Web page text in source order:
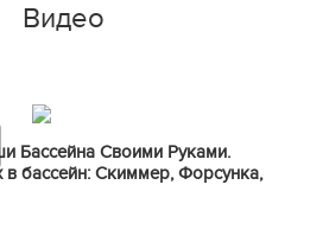
Видео
Бассейна Своими Руками.
бассейн: Скиммер, Форсунка,